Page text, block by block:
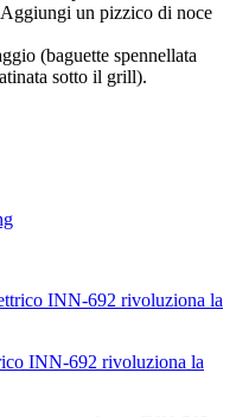
un pizzico di noce
(baguette spennellata
sotto il grill).
INN-692 rivoluziona la